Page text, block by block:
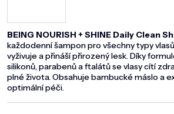
BEING NOURISH + SHINE Daily Clean
každodenní šampon pro všechny typy
vyživuje a přináší přirozený lesk. Díky
silikonů, parabenů a ftalátů se vlasy cítí
plné života. Obsahuje bambucké máslo a
optimální péči.